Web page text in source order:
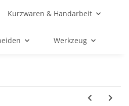
Kurzwaren & Handarbeit
Werkzeug